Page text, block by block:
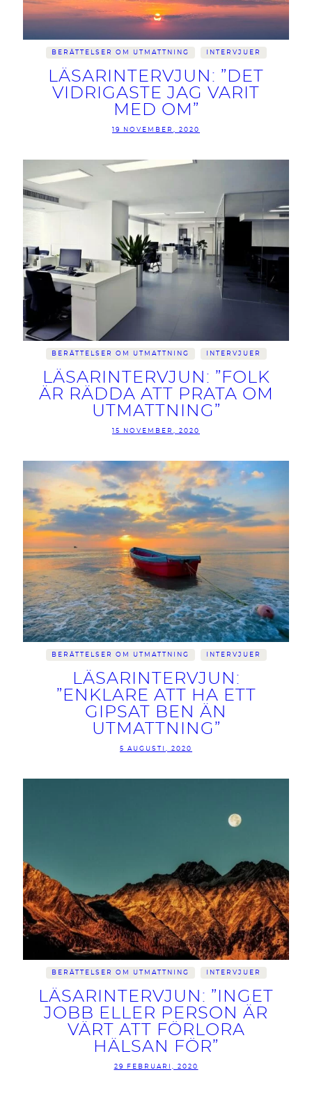
BERÄTTELSER OM UTMATTNING INTERVJUER
LÄSARINTERVJUN: ”DET
VIDRIGASTE JAG VARIT
MED OM”
19 NOVEMBER, 2020
BERÄTTELSER OM UTMATTNING INTERVJUER
LÄSARINTERVJUN: ”FOLK
ÄR RÄDDA ATT PRATA OM
UTMATTNING”
15 NOVEMBER, 2020
BERÄTTELSER OM UTMATTNING INTERVJUER
LÄSARINTERVJUN:
”ENKLARE ATT HA ETT
GIPSAT BEN ÄN
UTMATTNING”
5 AUGUSTI, 2020
BERÄTTELSER OM UTMATTNING INTERVJUER
LÄSARINTERVJUN: ”INGET
JOBB ELLER PERSON ÄR
VÄRT ATT FÖRLORA
HÄLSAN FÖR”
29 FEBRUARI, 2020